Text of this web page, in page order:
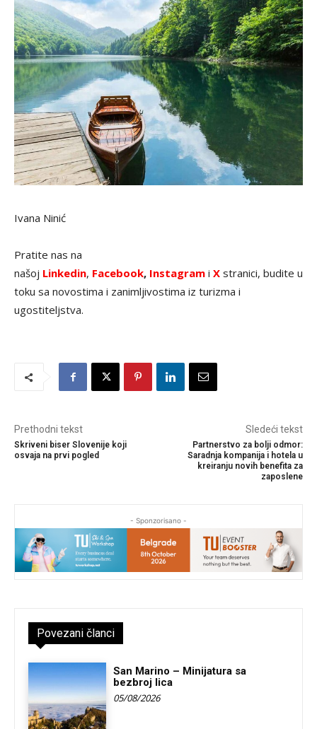
Ivana Ninić
Pratite nas na
našoj Linkedin, Facebook, Instagram i X stranici, budite u
toku sa novostima i zanimljivostima iz turizma i
ugostiteljstva.
Prethodni tekst
Skriveni biser Slovenije koji
osvaja na prvi pogled
Sledeći tekst
Partnerstvo za bolji odmor:
Saradnja kompanija i hotela u
kreiranju novih benefita za
zaposlene
- Sponzorisano -
Povezani članci
San Marino – Minijatura sa
bezbroj lica
05/08/2026